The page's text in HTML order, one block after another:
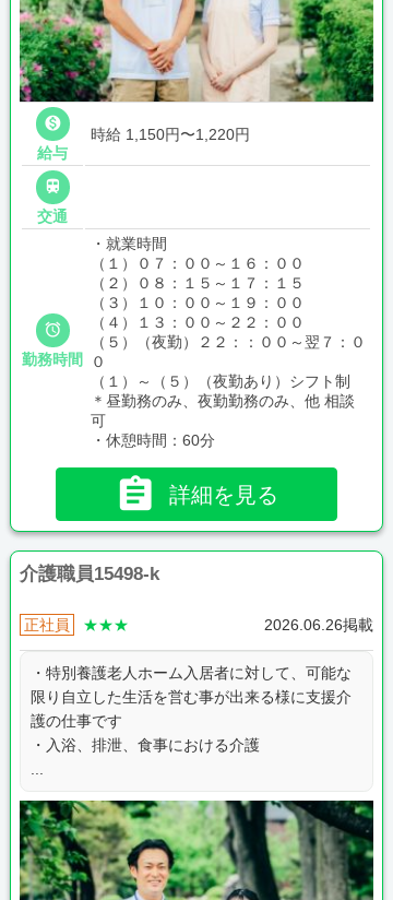

給与
時給 1,150円〜1,220円

交通

勤務時間
・就業時間
（１）０７：００～１６：００
（２）０８：１５～１７：１５
（３）１０：００～１９：００
（４）１３：００～２２：００
（５）（夜勤）２２：：００～翌７：０
０
（１）～（５）（夜勤あり）シフト制
＊昼勤務のみ、夜勤勤務のみ、他 相談
可
・休憩時間：60分
 詳細を見る
介護職員15498-k
正社員 ★★★ 2026.06.26掲載
・特別養護老人ホーム入居者に対して、可能な
限り自立した生活を営む事が出来る様に支援介
護の仕事です
・入浴、排泄、食事における介護
...